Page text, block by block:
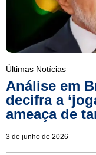
Últimas Notícias
Análise em
decifra a
ameaça de
3 de junho de 2026